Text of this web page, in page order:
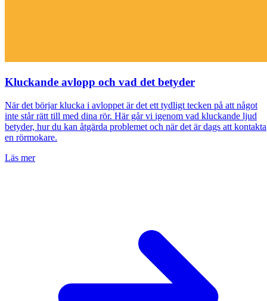
Kluckande avlopp och vad det betyder
När det börjar klucka i avloppet är det ett tydligt tecken på att något
inte står rätt till med dina rör. Här går vi igenom vad kluckande ljud
betyder, hur du kan åtgärda problemet och när det är dags att kontakta
en rörmokare.
Läs mer